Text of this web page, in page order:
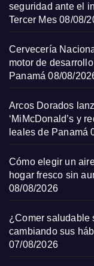
seguridad ante el
Tercer Mes 08/08/
Cervecería
motor de
Panamá 08/08/
Arcos Dorados
‘MiMcDonald’s y
leales de Panamá
Cómo elegir un
hogar fresco sin
08/08/2026
¿Comer saludable
cambiando sus
07/08/2026